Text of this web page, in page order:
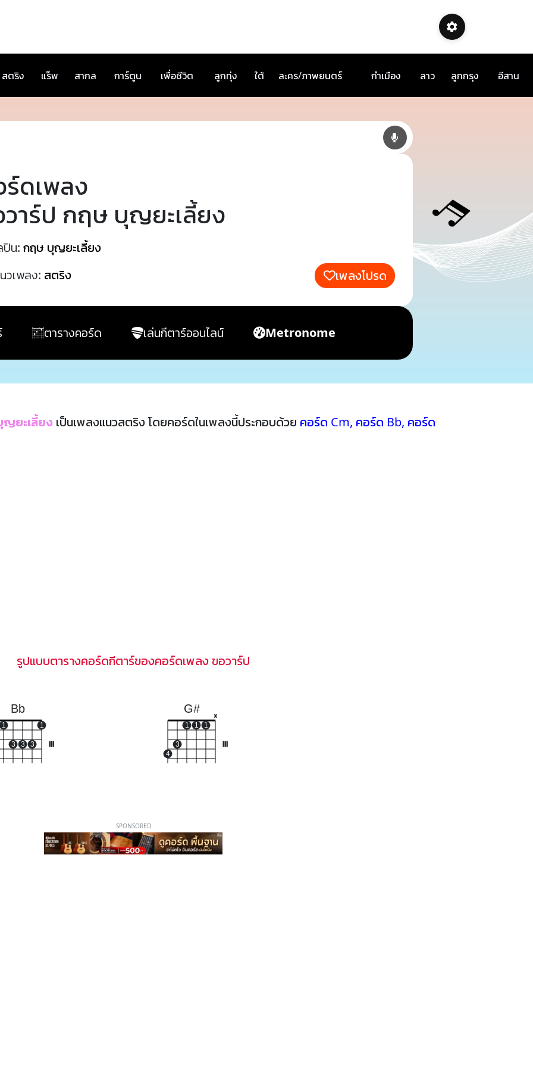
สตริง แร็พ สากล การ์ตูน เพื่อชีวิต ลูกทุ่ง ใต้ ละคร/ภาพยนตร์ กำเมือง ลาว ลูกกรุง อีสาน
ร์ดเพลง
าร์ป กฤษ บุญยะเลี้ยง
ปิน: กฤษ บุญยะเลี้ยง
วเพลง: สตริง เพลงโปรด
ตารางคอร์ด เล่นกีตาร์ออนไลน์ Metronome
ยะเลี้ยง เป็นเพลงแนวสตริง โดยคอร์ดในเพลงนี้ประกอบด้วย คอร์ด Cm, คอร์ด Bb, คอร์ด
รูปแบบตารางคอร์ดกีตาร์ของคอร์ดเพลง ขอวาร์ป
Bb
1
3 3 3
1
G#
4
3
1 1 1
x
SPONSORED